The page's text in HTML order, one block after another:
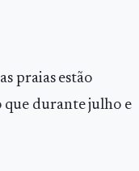
praias estão
que durante julho e